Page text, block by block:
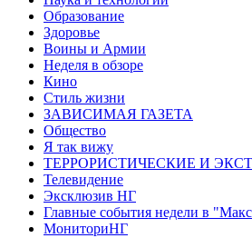
Образование
Здоровье
Воины и Армии
Неделя в обзоре
Кино
Стиль жизни
ЗАВИСИМАЯ ГАЗЕТА
Общество
Я так вижу
ТЕРРОРИСТИЧЕСКИЕ И
Телевидение
Эксклюзив НГ
Главные события недели в
МониториНГ